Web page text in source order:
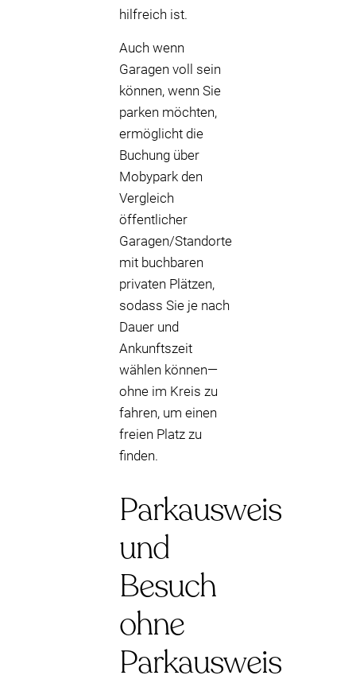
hilfreich ist.
Auch wenn
Garagen voll sein
können, wenn Sie
parken möchten,
ermöglicht die
Buchung über
Mobypark den
Vergleich
öffentlicher
Garagen/Standorte
mit buchbaren
privaten Plätzen,
sodass Sie je nach
Dauer und
Ankunftszeit
wählen können—
ohne im Kreis zu
fahren, um einen
freien Platz zu
finden.
Parkausweis
und
Besuch
ohne
Parkausweis